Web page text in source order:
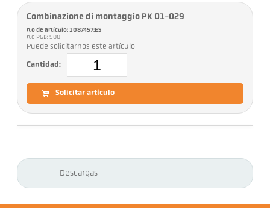
Combinazione di montaggio PK 01-029
n.o de artículo: 1087457:ES
n.o PGB: 500
Puede solicitarnos este artículo
Cantidad:
Solicitar artículo
Descargas